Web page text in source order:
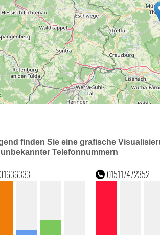
finden Sie eine grafische
Telefonnummern